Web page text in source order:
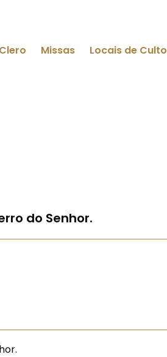
Clero Missas Locais de Culto
do Senhor.